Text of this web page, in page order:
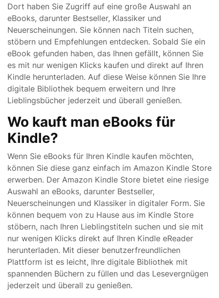
Dort haben Sie Zugriff auf eine große Auswahl an
eBooks, darunter Bestseller, Klassiker und
Neuerscheinungen. Sie können nach Titeln suchen,
stöbern und Empfehlungen entdecken. Sobald Sie ein
eBook gefunden haben, das Ihnen gefällt, können Sie
es mit nur wenigen Klicks kaufen und direkt auf Ihren
Kindle herunterladen. Auf diese Weise können Sie Ihre
digitale Bibliothek bequem erweitern und Ihre
Lieblingsbücher jederzeit und überall genießen.
Wo kauft man eBooks für
Kindle?
Wenn Sie eBooks für Ihren Kindle kaufen möchten,
können Sie diese ganz einfach im Amazon Kindle Store
erwerben. Der Amazon Kindle Store bietet eine riesige
Auswahl an eBooks, darunter Bestseller,
Neuerscheinungen und Klassiker in digitaler Form. Sie
können bequem von zu Hause aus im Kindle Store
stöbern, nach Ihren Lieblingstiteln suchen und sie mit
nur wenigen Klicks direkt auf Ihren Kindle eReader
herunterladen. Mit dieser benutzerfreundlichen
Plattform ist es leicht, Ihre digitale Bibliothek mit
spannenden Büchern zu füllen und das Lesevergnügen
jederzeit und überall zu genießen.